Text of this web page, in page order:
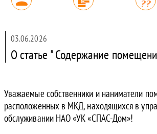
03.06.2026
О статье " Содержание
Уважаемые собственники и наниматели
расположенных в МКД, находящихся в
обслуживании НАО «УК «СПАС-Дом»!